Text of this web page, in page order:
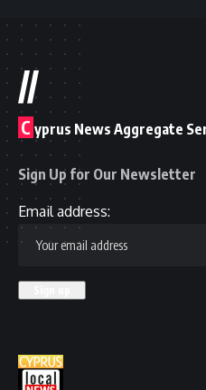
//
C yprus News Aggregate
Sign Up for Our Newsletter
Email address: